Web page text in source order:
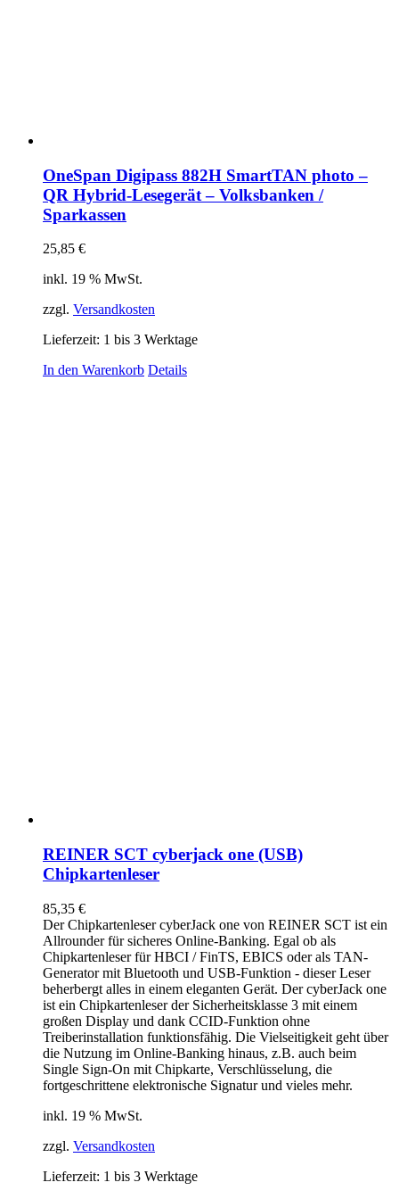
OneSpan Digipass 882H SmartTAN photo –
QR Hybrid-Lesegerät – Volksbanken /
Sparkassen
25,85 €
inkl. 19 % MwSt.
zzgl. Versandkosten
Lieferzeit: 1 bis 3 Werktage
In den Warenkorb Details
REINER SCT cyberjack one (USB)
Chipkartenleser
85,35 €
Der Chipkartenleser cyberJack one von REINER SCT ist ein
Allrounder für sicheres Online-Banking. Egal ob als
Chipkartenleser für HBCI / FinTS, EBICS oder als TAN-
Generator mit Bluetooth und USB-Funktion - dieser Leser
beherbergt alles in einem eleganten Gerät. Der cyberJack one
ist ein Chipkartenleser der Sicherheitsklasse 3 mit einem
großen Display und dank CCID-Funktion ohne
Treiberinstallation funktionsfähig. Die Vielseitigkeit geht über
die Nutzung im Online-Banking hinaus, z.B. auch beim
Single Sign-On mit Chipkarte, Verschlüsselung, die
fortgeschrittene elektronische Signatur und vieles mehr.
inkl. 19 % MwSt.
zzgl. Versandkosten
Lieferzeit: 1 bis 3 Werktage